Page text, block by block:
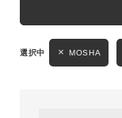
MOSHA